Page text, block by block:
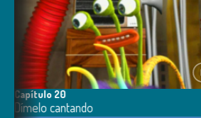
Capítulo 20
Dímelo cantando